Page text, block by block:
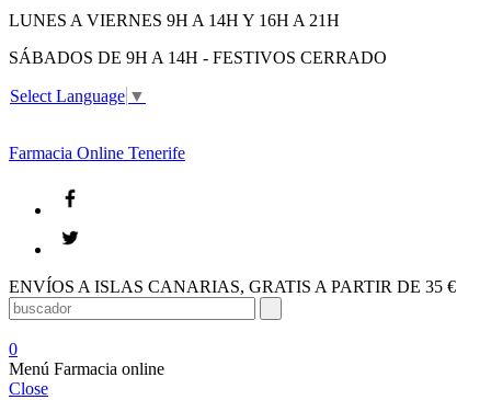
LUNES A VIERNES 9H A 14H Y 16H A 21H
SÁBADOS DE 9H A 14H - FESTIVOS CERRADO
Select Language ▼
Farmacia Online Tenerife
ENVÍOS A ISLAS CANARIAS, GRATIS A PARTIR DE 35 €
0
Menú Farmacia online
Close